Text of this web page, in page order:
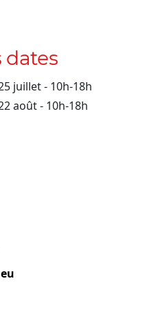
dates
juillet - 10h-18h
août - 10h-18h